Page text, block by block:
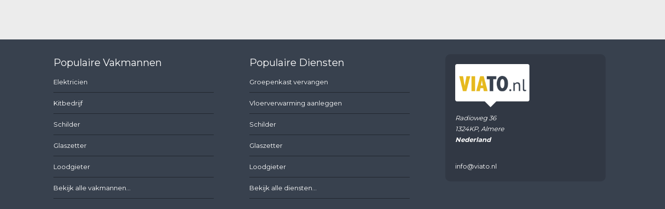
Populaire Vakmannen
Elektricien
Kitbedrijf
Schilder
Glaszetter
Loodgieter
Bekijk alle vakmannen...
Populaire Diensten
Groepenkast vervangen
Vloerverwarming aanleggen
Schilder
Glaszetter
Loodgieter
Bekijk alle diensten...
Radioweg 36
1324KP, Almere
Nederland
info@viato.nl